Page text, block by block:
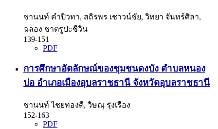
ชานนท์ คำปิวทา, สถิรพร เชาวน์ชัย, วิทยา จันทร์ศิลา,
ฉลอง ชาตรูปะชีวิน
139-151
PDF
การศึกษาอัตลักษณ์ของชุมชนดงบัง ตำบลหนอง
บ่อ อำเภอเมืองอุบลราชธานี จังหวัดอุบลราชธานี
ชานนท์ ไชยทองดี, วิษณุ รุ่งเรือง
152-163
PDF